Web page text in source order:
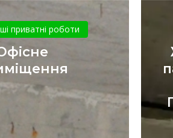
приміщення
приватні роботи